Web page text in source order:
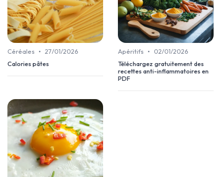
Céréales • 27/01/2026
Calories pâtes
Apéritifs •
02/01/2026
Téléchargez gratuitement des
recettes anti-inflammatoires en
PDF